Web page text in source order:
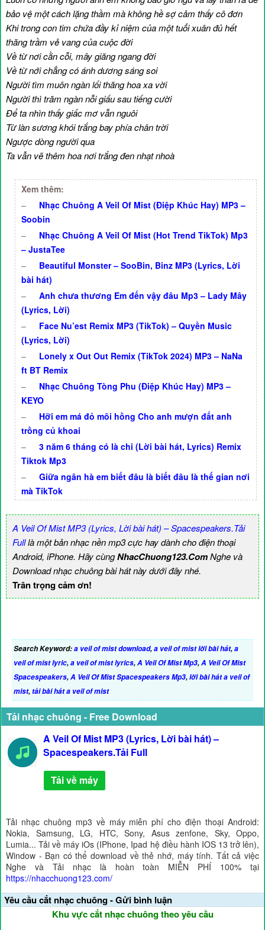
bảo vệ một cách lặng thầm mà không hề sợ cảm thấy cô đơn
Khi trong con tim chứa đầy kỉ niệm của một tuổi xuân đủ hết
thăng trầm vẻ vang của cuộc đời
Về từ nơi cằn cỗi, mây giăng ngang đời
Về từ nới chẳng có ánh dương sáng soi
Người tìm muôn ngàn lối thăng hoa xa vời
Người thì trăm ngàn nỗi giấu sau tiếng cười
Để ta nhìn thấy giấc mơ vẫn nguôi
Từ làn sương khói trắng bay phía chân trời
Ngược dòng người qua
Ta vẫn vẽ thêm hoa nơi trắng đen nhạt nhoà
Xem thêm:
–
Nhạc Chuông A Veil Of Mist (Điệp Khúc Hay) MP3 –
Soobin
–
Nhạc Chuông A Veil Of Mist (Hot Trend TikTok) Mp3
– JustaTee
–
Beautiful Monster – SooBin, Binz MP3 (Lyrics, Lời
bài hát)
–
Anh chưa thương Em đến vậy đâu Mp3 – Lady Mây
(Lyrics, Lời)
–
Face Nu’est Remix MP3 (TikTok) – Quyền Music
(Lyrics, Lời)
–
Lonely x Out Out Remix (TikTok 2024) MP3 – NaNa
ft BT Remix
–
Nhạc Chuông Tòng Phu (Điệp Khúc Hay) MP3 –
KEYO
–
Hỡi em má đỏ môi hồng Cho anh mượn đất anh
trồng củ khoai
–
3 năm 6 tháng có là chi (Lời bài hát, Lyrics) Remix
Tiktok Mp3
–
Giữa ngân hà em biết đâu là biết đâu là thế gian nơi
mà TikTok
A Veil Of Mist MP3 (Lyrics, Lời bài hát) – Spacespeakers.Tải
Fulllà một bản nhạc nền mp3 cực hay dành cho điện thoại
Android, iPhone. Hãy cùngNhacChuong123.ComNghe và
Download nhạc chuông bài hát này dưới đây nhé.
Trân trọng cảm ơn!
Search Keyword:a veil of mist download,a veil of mist lời bài hát,a
veil of mist lyric,a veil of mist lyrics,A Veil Of Mist Mp3,A Veil Of Mist
Spacespeakers,A Veil Of Mist Spacespeakers Mp3,lời bài hát a veil of
mist,tải bài hát a veil of mist
Tải nhạc chuông - Free Download
A Veil Of Mist MP3 (Lyrics, Lời bài hát) –
Spacespeakers.Tải Full
Tải về máy
Tải nhạc chuông mp3 về máy miễn phí cho điện thoại Android:
Nokia, Samsung, LG, HTC, Sony, Asus zenfone, Sky, Oppo,
Lumia... Tải về máy iOs (IPhone, Ipad hệ điều hành IOS 13 trở lên),
Window - Bạn có thể download về thẻ nhớ, máy tính. Tất cả việc
Nghe và Tải nhạc là hoàn toàn MIỄN PHÍ 100% tại
https://nhacchuong123.com/
Yêu cầu cắt nhạc chuông - Gửi bình luận
Khu vực cắt nhạc chuông theo yêu cầu